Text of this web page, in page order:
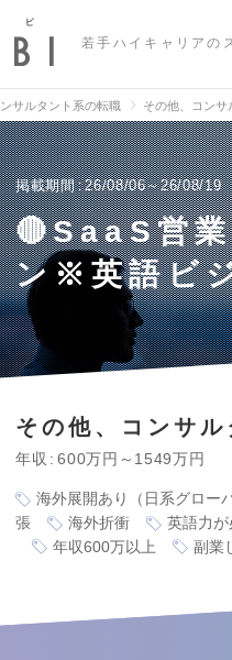
若手ハイキャリアの
ンサルタント系の転職 その他、コンサ
掲載期間 26/08/06～26/08/19
🔴SaaS営
ン※英語ビ
その他、コンサル
年収 600万円～1549万円
海外展開あり（日系グロー
張
海外折衝 英語力が
年収600万以上
副業